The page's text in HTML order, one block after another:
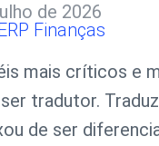
de 2026
Finanças
mais críticos e
tradutor.
de ser